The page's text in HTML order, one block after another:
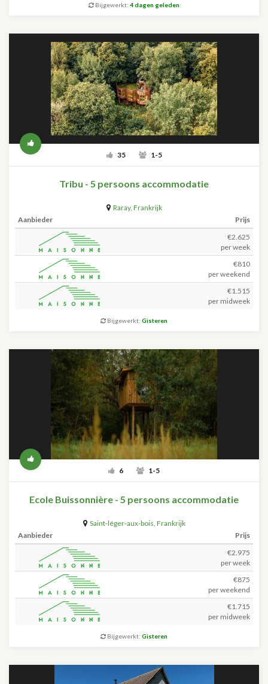
Bijgewerkt: 4 dagen geleden
35 1-5
Tribu - 5 persoons accommodatie
Raray, Frankrijk
Aanbieder
Prijs
€2.625
per week
€810
per weekend
€1.515
per midweek
Bijgewerkt: Gisteren
6 1-5
Ecole Buissonnière - 5 persoons accommodatie
Saint-léger-aux-bois, Frankrijk
Aanbieder
Prijs
€2.975
per week
€875
per weekend
€1.715
per midweek
Bijgewerkt: Gisteren